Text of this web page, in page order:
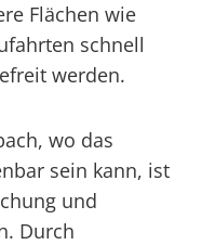
Flächen wie
schnell
werden.
wo das
sein kann, ist
und
Durch